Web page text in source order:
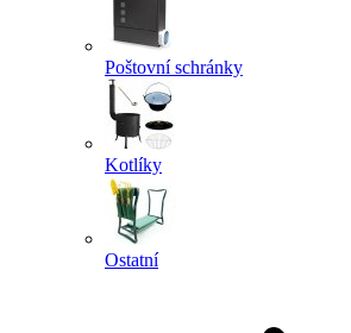
Poštovní schránky
Kotlíky
Ostatní